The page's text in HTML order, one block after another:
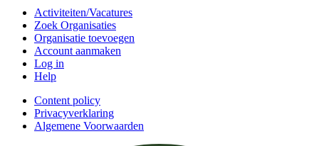
Activiteiten/Vacatures
Zoek Organisaties
Organisatie toevoegen
Account aanmaken
Log in
Help
Content policy
Privacyverklaring
Algemene Voorwaarden